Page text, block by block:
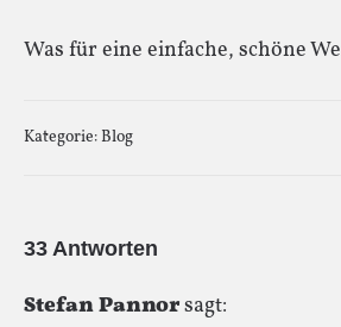
Was für eine einfache, schöne
Kategorie:Blog
33 Antworten
Stefan Pannorsagt: